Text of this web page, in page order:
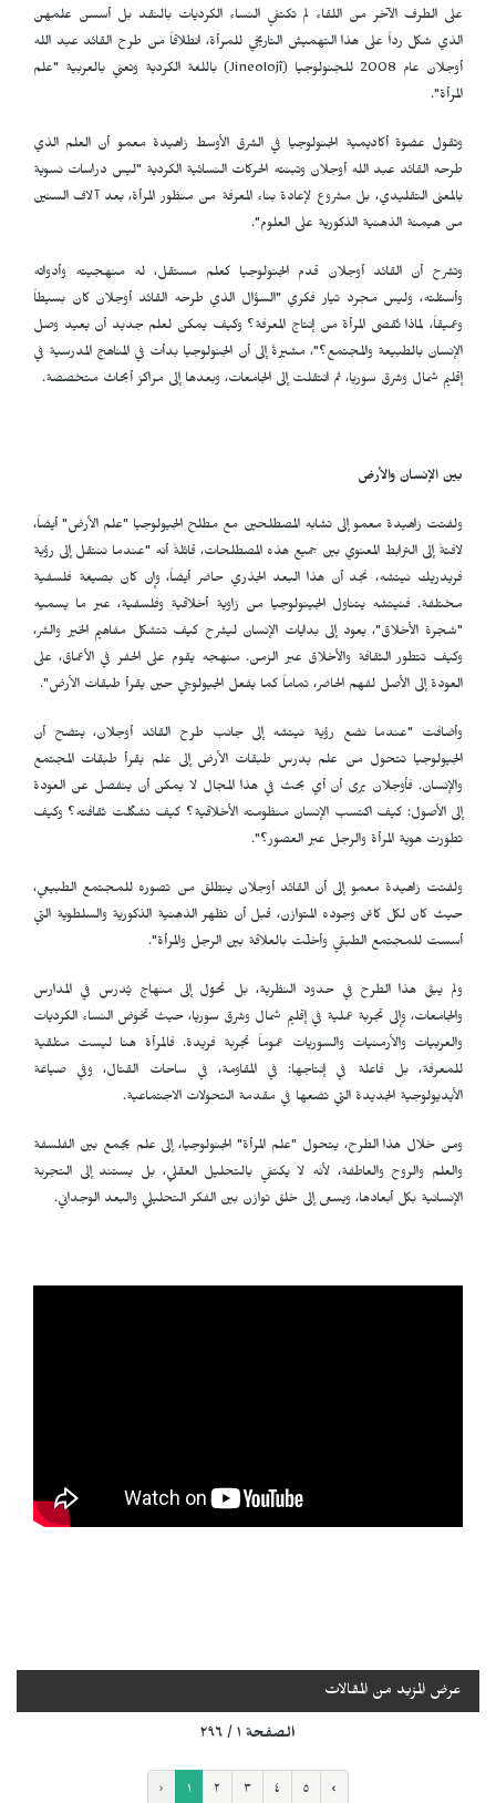
على الطرف الآخر من اللقاء لم تكتفي النساء الكرديات بالنقد بل أسسن علمهن
الذي شكل رداً على هذا التهميش التاريخي للمرأة، انطلاقاً من طرح القائد عبد الله
أوجلان عام 2008 للجنولوجيا (
Jineolojî) باللغة الكردية وتعني بالعربية "علم
المرأة".
وتقول عضوة أكاديمية الجنولوجيا في الشرق الأوسط زاهيدة معمو أن العلم الذي
طرحه القائد عبد الله أوجلان وتبنته الحركات النسائية الكردية "ليس دراسات نسوية
بالمعنى التقليدي، بل مشروع لإعادة بناء المعرفة من منظور المرأة، بعد آلاف السنين
من هيمنة الذهنية الذكورية على العلوم".
وتشرح أن القائد أوجلان قدم الجنولوجيا كعلم مستقل، له منهجيته وأدواته
وأسئلته، وليس مجرد تيار فكري "السؤال الذي طرحه القائد أوجلان كان بسيطاً
وعميقاً، لماذا تُقصى المرأة من إنتاج المعرفة؟ وكيف يمكن لعلم جديد أن يعيد وصل
الإنسان بالطبيعة والمجتمع؟"، مشيرةً إلى أن الجنولوجيا بدأت في المناهج المدرسية في
إقليم شمال وشرق سوريا، ثم انتقلت إلى الجامعات، وبعدها إلى مراكز أبحاث متخصصة.
بين الإنسان والأرض
ولفتت زاهيدة معمو إلى تشابه المصطلحين مع مطلح الجيولوجيا "علم الأرض" أيضاً،
لافتةً إلى الترابط المعنوي بين جميع هذه المصطلحات، قائلةً أنه "عندما ننتقل إلى رؤية
فريدريك نيتشه، نجد أن هذا البعد الجذري حاضر أيضاً، وإن كان بصيغة فلسفية
مختلفة. فنيتشه يتناول الجينولوجيا من زاوية أخلاقية وفلسفية، عبر ما يسميه
"شجرة الأخلاق"، يعود إلى بدايات الإنسان ليشرح كيف تتشكل مفاهيم الخير والشر،
وكيف تتطور الثقافة والأخلاق عبر الزمن. منهجه يقوم على الحفر في الأعماق، على
العودة إلى الأصل لفهم الحاضر، تماماً كما يفعل الجيولوجي حين يقرأ طبقات الأرض".
وأضافت "عندما نضع رؤية نيتشه إلى جانب طرح القائد أوجلان، يتضح أن
الجيولوجيا تتحول من علم يدرس طبقات الأرض إلى علم يقرأ طبقات المجتمع
والإنسان. فأوجلان يرى أن أي بحث في هذا المجال لا يمكن أن ينفصل عن العودة
إلى الأصول: كيف اكتسب الإنسان منظومته الأخلاقية؟ كيف تشكّلت ثقافته؟ وكيف
تطورت هوية المرأة والرجل عبر العصور؟".
ولفتت زاهيدة معمو إلى أن القائد أوجلان ينطلق من تصوره للمجتمع الطبيعي،
حيث كان لكل كائن وجوده المتوازن، قبل أن تظهر الذهنية الذكورية والسلطوية التي
أسست للمجتمع الطبقي وأخلّت بالعلاقة بين الرجل والمرأة".
ولم يبقَ هذا الطرح في حدود النظرية، بل تحوّل إلى منهاج يُدرس في المدارس
والجامعات، وإلى تجربة عملية في إقليم شمال وشرق سوريا، حيث تخوض النساء الكرديات
والعربيات والأرمنيات والسوريات عموماً تجربة فريدة. فالمرأة هنا ليست متلقية
للمعرفة، بل فاعلة في إنتاجها: في المقاومة، في ساحات القتال، وفي صياغة
الأيديولوجية الجديدة التي تضعها في مقدمة التحولات الاجتماعية.
ومن خلال هذا الطرح، يتحول "علم المرأة" الجنولوجيا، إلى علم يجمع بين الفلسفة
والعلم والروح والعاطفة، لأنه لا يكتفي بالتحليل العقلي، بل يستند إلى التجربة
الإنسانية بكل أبعادها، ويسعى إلى خلق توازن بين الفكر التحليلي والبعد الوجداني.
عرض المزيد من المقالات
الصفحة ١ / ٢٩٦
‹ ١ ٢ ٣ ٤ ٥ ›